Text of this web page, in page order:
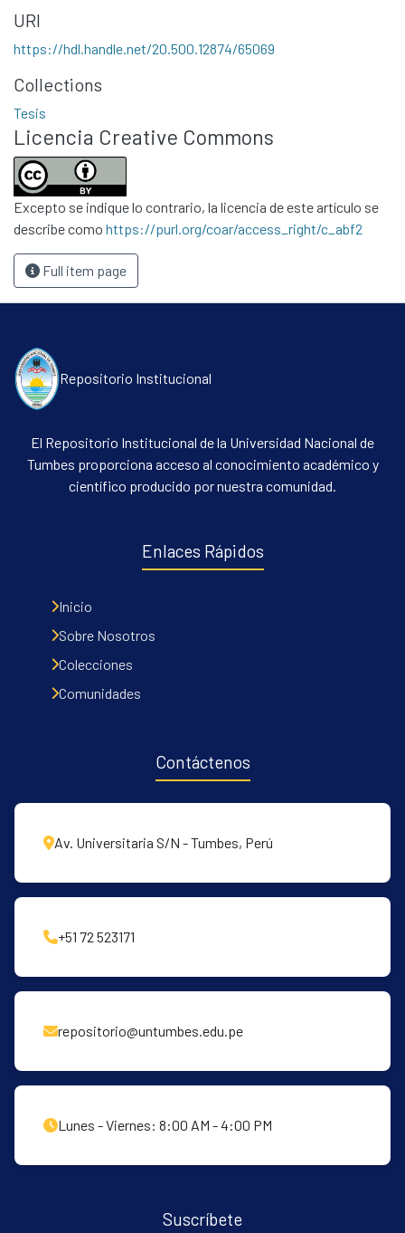
URI
https://hdl.handle.net/20.500.12874/65069
Collections
Tesis
Licencia Creative Commons
Excepto se indique lo contrario, la licencia de este artículo se
describe como https://purl.org/coar/access_right/c_abf2
Full item page
Repositorio Institucional
El Repositorio Institucional de la Universidad Nacional de
Tumbes proporciona acceso al conocimiento académico y
científico producido por nuestra comunidad.
Enlaces Rápidos
Inicio
Sobre Nosotros
Colecciones
Comunidades
Contáctenos
Av. Universitaria S/N - Tumbes, Perú
+51 72 523171
repositorio@untumbes.edu.pe
Lunes - Viernes: 8:00 AM - 4:00 PM
Suscríbete